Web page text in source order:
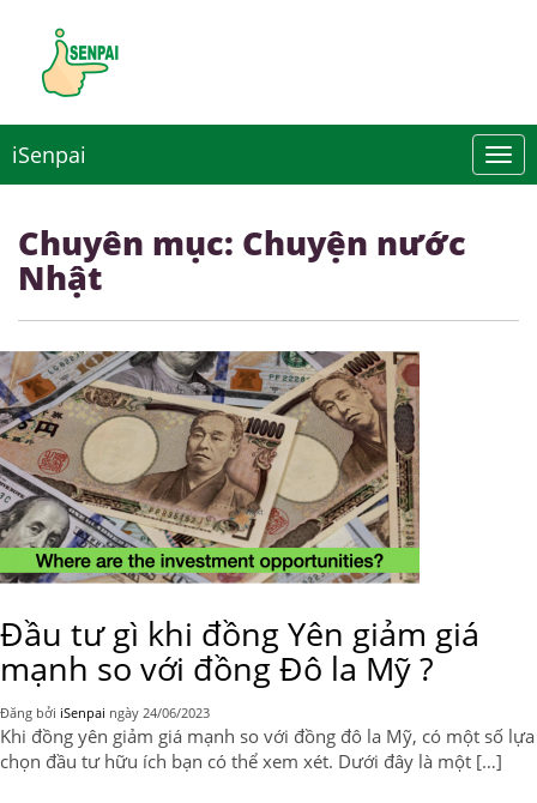
iSenpai
Chuyên mục: Chuyện nước
Nhật
Đầu tư gì khi đồng Yên giảm giá
mạnh so với đồng Đô la Mỹ ?
Đăng bởi iSenpai ngày 24/06/2023
Khi đồng yên giảm giá mạnh so với đồng đô la Mỹ, có một số lựa
chọn đầu tư hữu ích bạn có thể xem xét. Dưới đây là một […]